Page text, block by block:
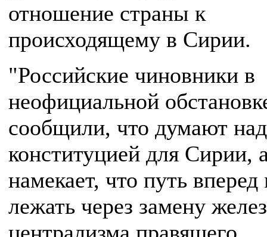
отношение страны к
происходящему в Сирии.
"Российские чиновники в
неофициальной
сообщили, что думают
конституцией для Сирии,
намекает, что путь
лежать через замену